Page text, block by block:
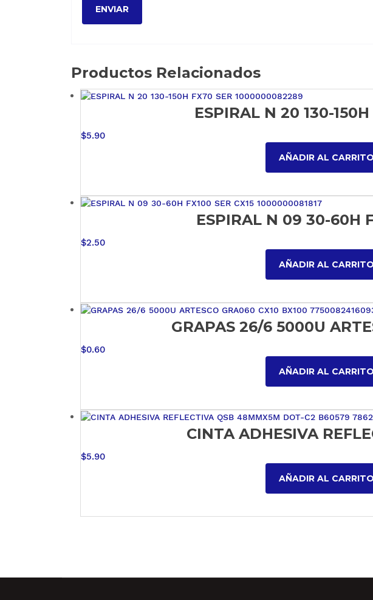
Productos Relacionados
ESPIRAL N 20 130-
$5.90
AÑADIR AL CARRITO
ESPIRAL N 09 30-60H
$2.50
AÑADIR AL CARRITO
GRAPAS 26/6 5000U
$0.60
AÑADIR AL CARRITO
CINTA ADHESIVA
$5.90
AÑADIR AL CARRITO